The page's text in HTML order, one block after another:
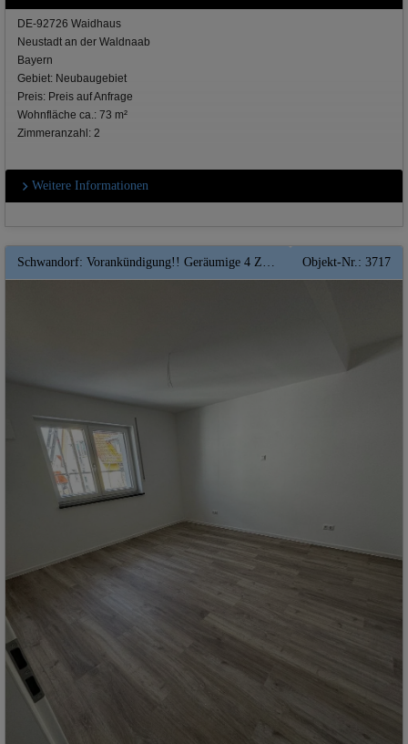
DE-92726 Waidhaus
Neustadt an der Waldnaab
Bayern
Gebiet: Neubaugebiet
Preis: Preis auf Anfrage
Wohnfläche ca.: 73 m²
Zimmeranzahl: 2
Weitere Informationen
Objekt-Nr.: 3717